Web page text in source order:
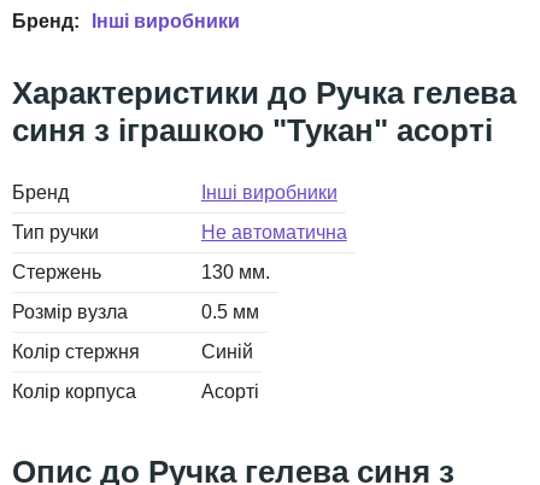
Інші виробники
Ручка гелева
синя з іграшкою "Тукан" асорті
Бренд
Інші виробники
Тип ручки
Не автоматична
Стержень
130 мм.
Розмір вузла
0.5 мм
Колір стержня
Синій
Колір корпуса
Асорті
Ручка гелева синя з